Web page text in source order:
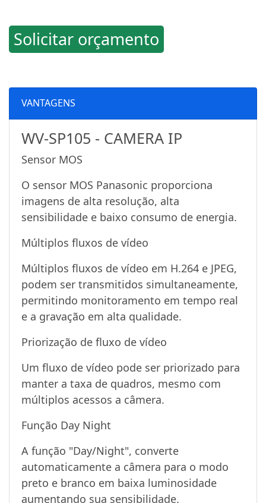
Solicitar orçamento
VANTAGENS
WV-SP105 - CAMERA IP
Sensor MOS
O sensor MOS Panasonic proporciona
imagens de alta resolução, alta
sensibilidade e baixo consumo de energia.
Múltiplos fluxos de vídeo
Múltiplos fluxos de vídeo em H.264 e JPEG,
podem ser transmitidos simultaneamente,
permitindo monitoramento em tempo real
e a gravação em alta qualidade.
Priorização de fluxo de vídeo
Um fluxo de vídeo pode ser priorizado para
manter a taxa de quadros, mesmo com
múltiplos acessos a câmera.
Função Day Night
A função "Day/Night", converte
automaticamente a câmera para o modo
preto e branco em baixa luminosidade
aumentando sua sensibilidade.